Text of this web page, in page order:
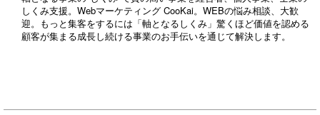
しくみ支援。Webマーケティング CooKai。WEBの悩み相談、大歓
迎。もっと集客をするには「軸となるしくみ」驚くほど価値を認める
顧客が集まる成長し続ける事業のお手伝いを通じて解決します。